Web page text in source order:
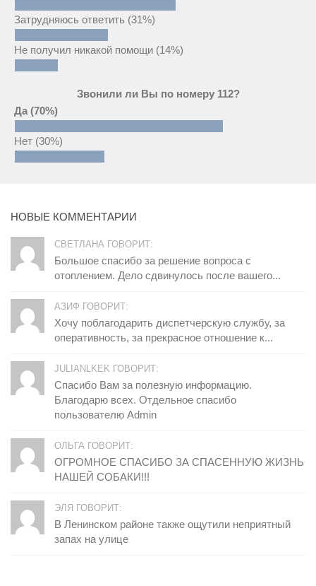
Затрудняюсь ответить (31%)
Не получил никакой помощи (14%)
Звонили ли Вы по номеру 112?
Да (70%)
Нет (30%)
НОВЫЕ КОММЕНТАРИИ
СВЕТЛАНА ГОВОРИТ:
Большое спасибо за решение вопроса с
отоплением. Дело сдвинулось после вашего...
АЗИФ ГОВОРИТ:
Хочу поблагодарить диспетчерскую службу, за
оперативность, за прекрасное отношение к...
JULIANLKEK ГОВОРИТ:
Спасибо Вам за полезную информацию.
Благодарю всех. Отдельное спасибо
пользователю Admin
ОЛЬГА ГОВОРИТ:
ОГРОМНОЕ СПАСИБО ЗА СПАСЕННУЮ ЖИЗНЬ
НАШЕЙ СОБАКИ!!!
ЭЛЯ ГОВОРИТ:
В Ленинском районе также ощутили неприятный
запах на улице